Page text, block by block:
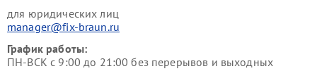
для юридических лиц
manager@fix-braun.ru
График работы:
ПН-ВСК с 9:00 до 21:00 без перерывов и выходных